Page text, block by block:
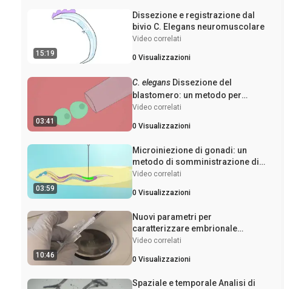
15:19
Dissezione e registrazione dal
bivio C. Elegans neuromuscolare
Video correlati
0 Visualizzazioni
03:41
C. elegans Dissezione del
blastomero: un metodo per
rimuovere il guscio dell'uovo e
Video correlati
0 Visualizzazioni
03:59
Microiniezione di gonadi: un
metodo di somministrazione di
composti direttamente nella linea
Video correlati
0 Visualizzazioni
10:46
Nuovi parametri per
caratterizzare embrionale
Allungamento del nematode
Video correlati
0 Visualizzazioni
Spaziale e temporale Analisi di